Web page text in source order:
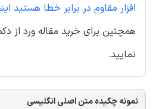
افزار مقاوم در برابر خطا هستید
همچنین برای خرید مقاله ورد از
نمایید.
نمونه چکیده متن اصلی انگلیسی